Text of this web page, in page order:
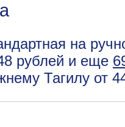
на
рублей и еще
Тагилу от